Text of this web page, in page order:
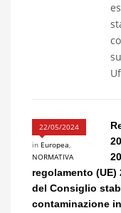
22/05/2024
in Europea,
NORMATIVA
regolamento (UE)
del Consiglio
contaminazione